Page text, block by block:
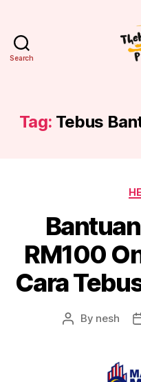
Search
Tag: Tebus
RM100
Cara
Post
By nesh